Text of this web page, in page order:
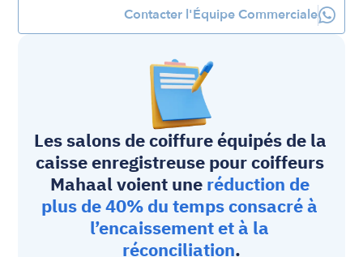
Contacter l'Équipe Commerciale
caisse enregistreuse pour coiffeurs
Mahaal voient une réduction de
plus de 40% du temps consacré à
l’encaissement et à la
réconciliation.